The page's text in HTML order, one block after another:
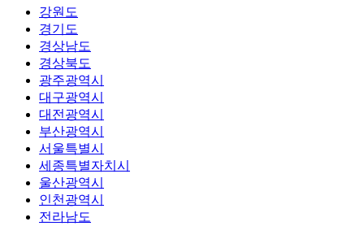
강원도
경기도
경상남도
경상북도
광주광역시
대구광역시
대전광역시
부산광역시
서울특별시
세종특별자치시
울산광역시
인천광역시
전라남도